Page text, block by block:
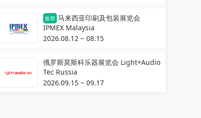
推荐 马来西亚印刷及包装展览会
IPMEX Malaysia
2026.08.12 ~ 08.15
俄罗斯莫斯科乐器展览会 Light+Audio
Tec Russia
2026.09.15 ~ 09.17